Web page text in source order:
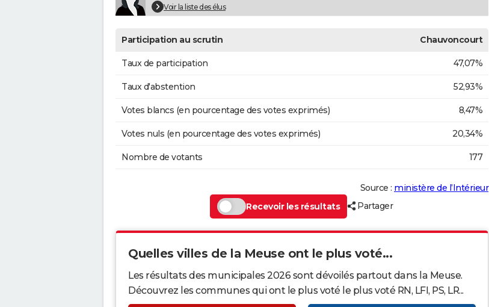
Voir la liste des élus
Participation au scrutin Chauvoncourt
Taux de participation 47,07%
Taux d'abstention 52,93%
Votes blancs (en pourcentage des votes exprimés) 8,47%
Votes nuls (en pourcentage des votes exprimés) 20,34%
Nombre de votants 177
Source : ministère de l’Intérieur
Recevoir les résultats
Partager
Quelles villes de la Meuse ont le plus voté...
Les résultats des municipales 2026 sont dévoilés partout dans la Meuse.
Découvrez les communes qui ont le plus voté le plus voté RN, LFI, PS, LR...